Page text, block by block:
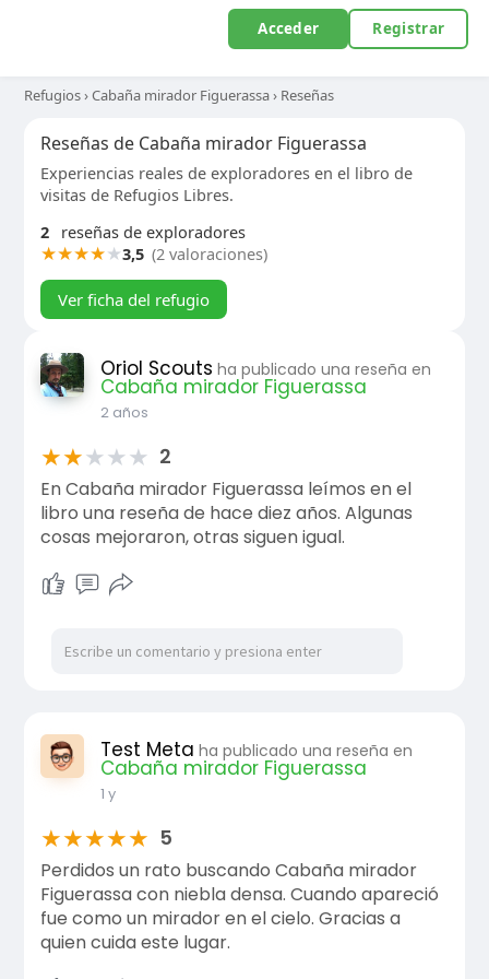
Acceder Registrar
Refugios›Cabaña mirador Figuerassa› Reseñas
Reseñas de Cabaña mirador Figuerassa
Experiencias reales de exploradores en el libro de
visitas de Refugios Libres.
2
reseñas de exploradores
★★★★★3,5 (2 valoraciones)
Ver ficha del refugio
Oriol Scouts ha publicado una reseña en
Cabaña mirador Figuerassa
2 años
★★★★★ 2
En Cabaña mirador Figuerassa leímos en el
libro una reseña de hace diez años. Algunas
cosas mejoraron, otras siguen igual.
Test Meta ha publicado una reseña en
Cabaña mirador Figuerassa
1 y
★★★★★ 5
Perdidos un rato buscando Cabaña mirador
Figuerassa con niebla densa. Cuando apareció
fue como un mirador en el cielo. Gracias a
quien cuida este lugar.